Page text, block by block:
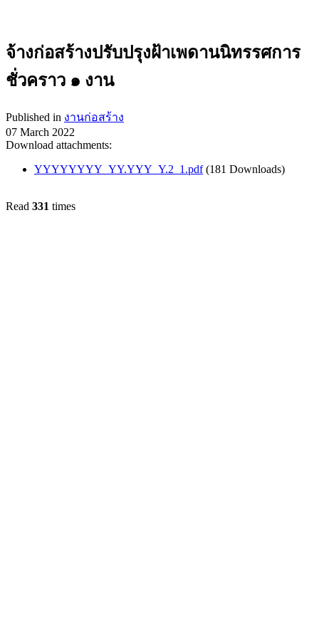
จ้างก่อสร้างปรับปรุงฝ้าเพดานนิทรรศการ
ชั่วคราว ๑ งาน
Published in งานก่อสร้าง
07 March 2022
Download attachments:
YYYYYYYY_YY.YYY_Y.2_1.pdf (181 Downloads)
Read 331 times